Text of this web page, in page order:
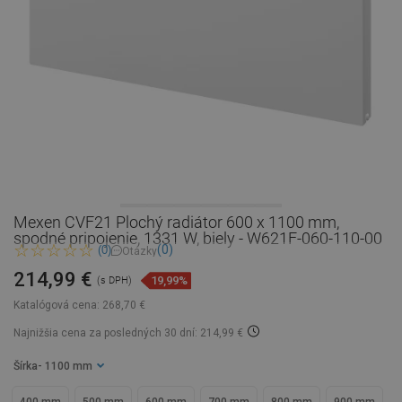
Mexen CVF21 Plochý radiátor 600 x 1100 mm,
spodné pripojenie, 1331 W, biely - W621F-060-110-00
(0) Otázky(0)
Katalógová cena: 268,70 €
214,99 € (s DPH) 19,99%
Najnižšia cena za posledných 30 dní: 214,99 €
Šírka - 1100 mm